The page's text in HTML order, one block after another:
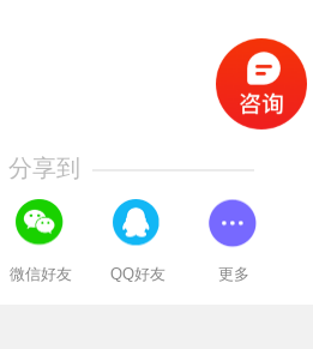
分享到
微信好友 QQ好友 更多